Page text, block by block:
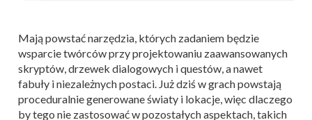
Mają powstać narzędzia, których zadaniem będzie
wsparcie twórców przy projektowaniu zaawansowanych
skryptów, drzewek dialogowych i questów, a nawet
fabuły i niezależnych postaci. Już dziś w grach powstają
proceduralnie generowane światy i lokacje, więc dlaczego
by tego nie zastosować w pozostałych aspektach, takich